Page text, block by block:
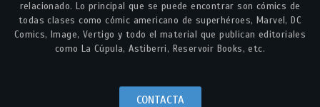
relacionado. Lo principal que se puede encontrar son cómics de
todas clases como cómic americano de superhéroes, Marvel, DC
Comics, Image, Vertigo y todo el material que publican editoriales
como La Cúpula, Astiberri, Reservoir Books, etc.
CONTACTA